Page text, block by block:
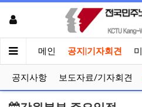
메인 공지|기자회견
공지사항 보도자료/기자회견